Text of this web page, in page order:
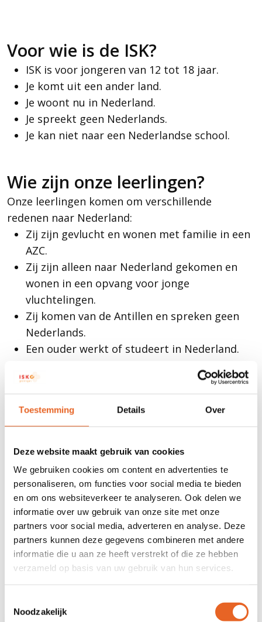
Toestemming Details Over
Deze website maakt gebruik van cookies
We gebruiken cookies om content en advertenties te
personaliseren, om functies voor social media te bieden
en om ons websiteverkeer te analyseren. Ook delen we
informatie over uw gebruik van onze site met onze
partners voor social media, adverteren en analyse. Deze
partners kunnen deze gegevens combineren met andere
informatie die u aan ze heeft verstrekt of die ze hebben
verzameld op basis van uw gebruik van hun services.
Noodzakelijk
Voor wie is de ISK?
ISK is voor jongeren van 12 tot 18 jaar.
Je komt uit een ander land.
Je woont nu in Nederland.
Je spreekt geen Nederlands.
Je kan niet naar een Nederlandse school.
Wie zijn onze leerlingen?
Onze leerlingen komen om verschillende
redenen naar Nederland:
Zij zijn gevlucht en wonen met familie in een
AZC.
Zij zijn alleen naar Nederland gekomen en
wonen in een opvang voor jonge
vluchtelingen.
Zij komen van de Antillen en spreken geen
Nederlands.
Een ouder werkt of studeert in Nederland.
komt hier wonen.
Hoe lang duurt de ISK?
Meestal blijf je twee jaar op de ISK. Daarna kun
je goed genoeg Nederlands spreken, luisteren,
lezen en schrijven om naar een gewone
Nederlandse school te gaan. Zo kan je verder
leren. Dit lukt alleen als je elke dag naar school
komt. Je moet goed je best doen. Als je veel
oefent, leer je snel.